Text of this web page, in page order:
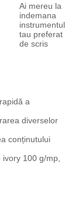
Ai mereu la
indemana
instrumentul
tau preferat
de scris
a
diverselor
conținutului
100 g/mp,